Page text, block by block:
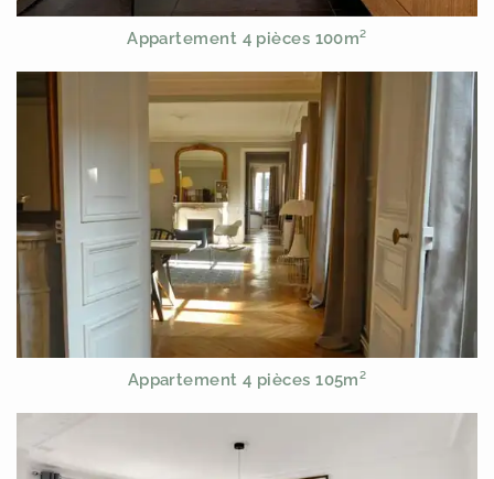
Appartement 4 pièces 100m²
Appartement 4 pièces 105m²